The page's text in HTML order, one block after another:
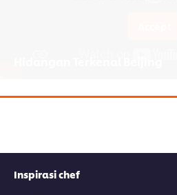
Selami lebihChinese Cuisinedan
Inspirasi chef